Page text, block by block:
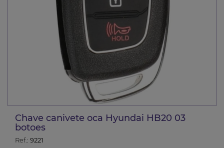
Chave canivete oca Hyundai HB20 03
botoes
Ref.: 9221